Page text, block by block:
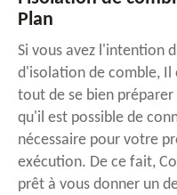
Plan
Si vous avez l'intention
d'isolation de comble, Il
tout de se bien
qu'il est possible de
nécessaire pour votre
exécution. De ce fait,
prêt à vous donner un